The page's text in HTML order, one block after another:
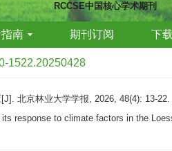
RCCSE中国核心学术期刊
南 期刊订阅 下
1522.20250428
北京林业大学学报, 2026, 48(4): 13-22.
response to climate factors in the